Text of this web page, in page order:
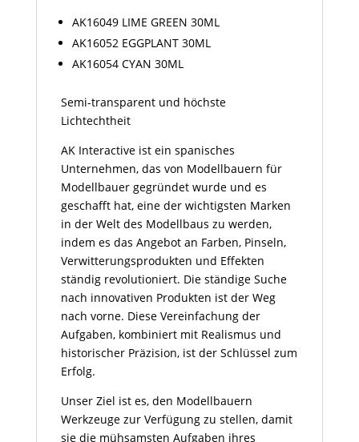
AK16049 LIME GREEN 30ML
AK16052 EGGPLANT 30ML
AK16054 CYAN 30ML
Semi-transparent und höchste
Lichtechtheit
AK Interactive ist ein spanisches
Unternehmen, das von Modellbauern für
Modellbauer gegründet wurde und es
geschafft hat, eine der wichtigsten Marken
in der Welt des Modellbaus zu werden,
indem es das Angebot an Farben, Pinseln,
Verwitterungsprodukten und Effekten
ständig revolutioniert. Die ständige Suche
nach innovativen Produkten ist der Weg
nach vorne. Diese Vereinfachung der
Aufgaben, kombiniert mit Realismus und
historischer Präzision, ist der Schlüssel zum
Erfolg.
Unser Ziel ist es, den Modellbauern
Werkzeuge zur Verfügung zu stellen, damit
sie die mühsamsten Aufgaben ihres